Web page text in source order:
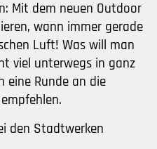
Mit dem neuen Outdoor
wann immer gerade
Luft! Was will man
viel unterwegs in ganz
eine Runde an die
den Stadtwerken